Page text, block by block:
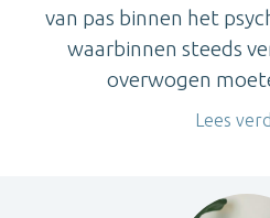
van pas binnen het
waarbinnen steeds
overwogen
Lees